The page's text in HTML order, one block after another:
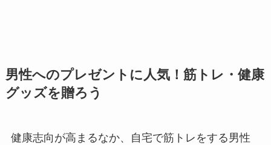
男性へのプレゼントに人気！筋トレ・健康
グッズを贈ろう
健康志向が高まるなか、自宅で筋トレをする男性